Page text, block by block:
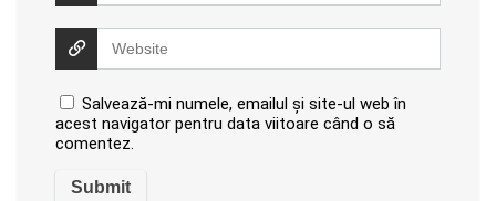
Salvează-mi numele, emailul și site-ul web în
acest navigator pentru data viitoare când o să
comentez.